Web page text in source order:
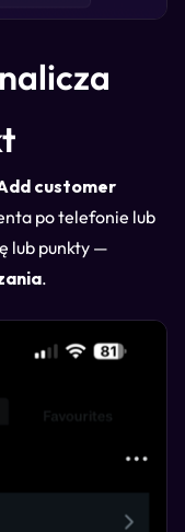
customer
po telefonie lub
lub punkty —
.